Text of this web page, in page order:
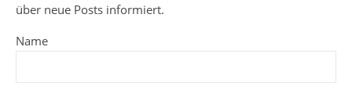
über neue Posts informiert.
Name